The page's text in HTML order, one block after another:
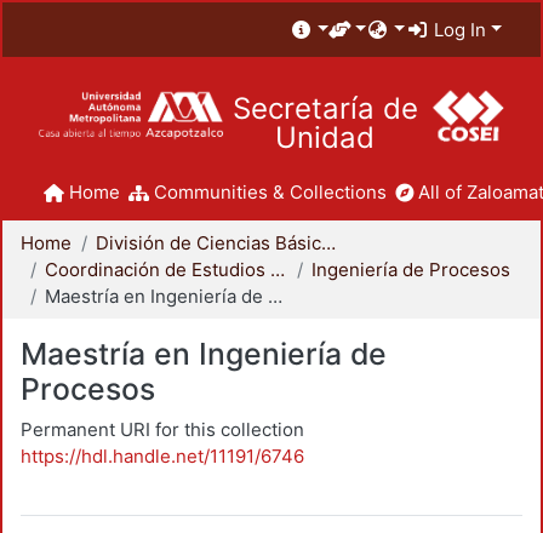
Log In
Secretaría de
Unidad
Home Communities & Collections All of
Home
División de Ciencias Básicas e Ingeniería
Coordinación de Estudios de Posgrado - CBI
Ingeniería de Procesos
Maestría en Ingeniería de Procesos
Maestría en Ingeniería de
Procesos
Permanent URI for this collection
https://hdl.handle.net/11191/6746